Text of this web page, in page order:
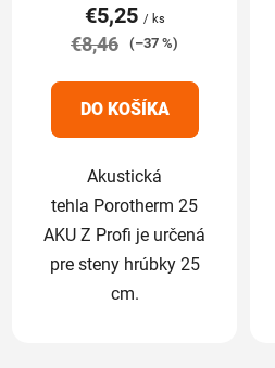
je
5,0
5
hviezdičiek.
€5,25 / ks
€8,46 (–37 %)
DO KOŠÍKA
Akustická
tehla Porotherm 25
AKU Z Profi je určená
pre steny hrúbky 25
cm.